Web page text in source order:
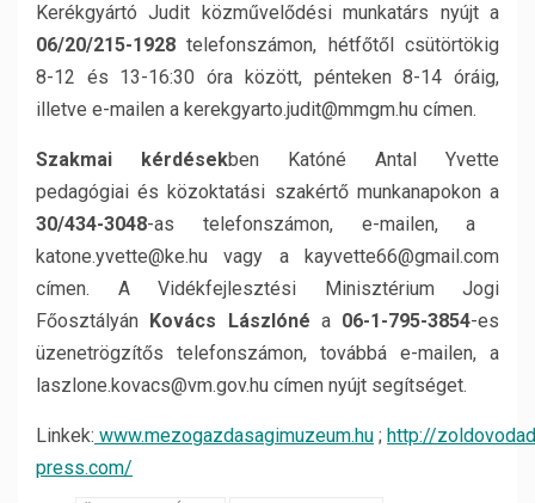
Kerékgyártó Judit közművelődési munkatárs nyújt a
06/20/215-1928 telefonszámon, hétfőtől csütörtökig
8-12 és 13-16:30 óra között, pénteken 8-14 óráig,
illetve e-mailen a kerekgyarto.judit@mmgm.hu címen.
Szakmai kérdésekben Katóné Antal Yvette
pedagógiai és közoktatási szakértő munkanapokon a
30/434-3048-as telefonszámon, e-mailen, a
katone.yvette@ke.hu vagy a kayvette66@gmail.com
címen. A Vidékfejlesztési Minisztérium Jogi
Főosztályán Kovács Lászlóné a 06-1-795-3854-es
üzenetrögzítős telefonszámon, továbbá e-mailen, a
laszlone.kovacs@vm.gov.hu címen nyújt segítséget.
Linkek: www.mezogazdasagimuzeum.hu ; http://
press.com/